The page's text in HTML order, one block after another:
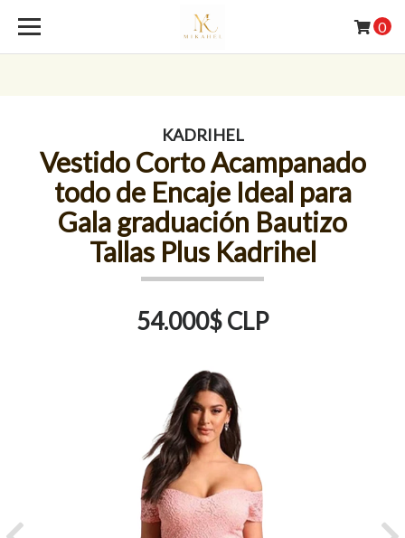
0
KADRIHEL
Vestido Corto Acampanado
todo de Encaje Ideal para
Gala graduación Bautizo
Tallas Plus Kadrihel
54.000$ CLP